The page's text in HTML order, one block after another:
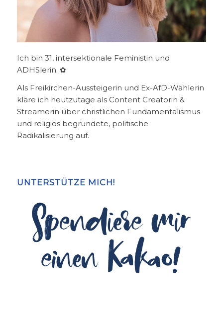
Ich bin 31, intersektionale Feministin und
ADHSlerin. ✿
Als Freikirchen-Aussteigerin und Ex-AfD-Wählerin
kläre ich heutzutage als Content Creatorin &
Streamerin über christlichen Fundamentalismus
und religiös begründete, politische
Radikalisierung auf.
UNTERSTÜTZE MICH!